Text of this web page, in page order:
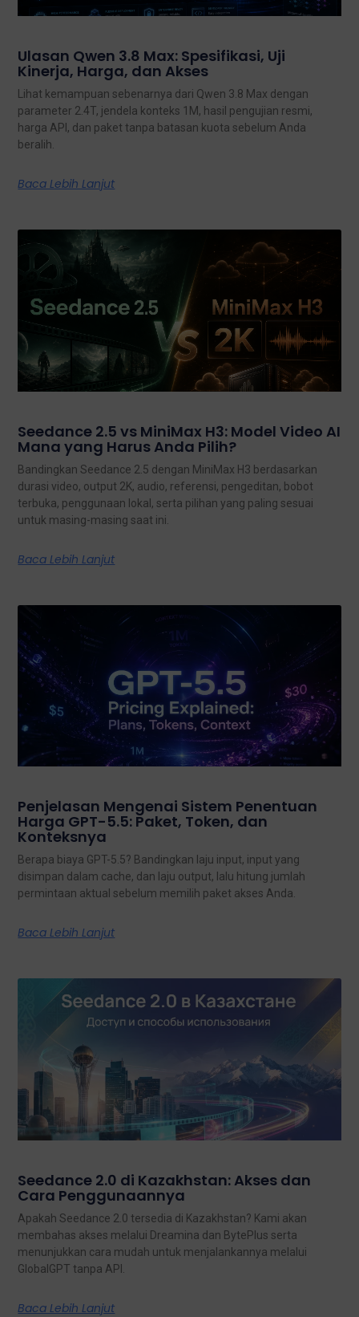
Ulasan Qwen 3.8 Max: Spesifikasi, Uji
Kinerja, Harga, dan Akses
Lihat kemampuan sebenarnya dari Qwen 3.8 Max dengan
parameter 2.4T, jendela konteks 1M, hasil pengujian resmi,
harga API, dan paket tanpa batasan kuota sebelum Anda
beralih.
Baca Lebih Lanjut
Seedance 2.5 vs MiniMax H3: Model Video AI
Mana yang Harus Anda Pilih?
Bandingkan Seedance 2.5 dengan MiniMax H3 berdasarkan
durasi video, output 2K, audio, referensi, pengeditan, bobot
terbuka, penggunaan lokal, serta pilihan yang paling sesuai
untuk masing-masing saat ini.
Baca Lebih Lanjut
Penjelasan Mengenai Sistem Penentuan
Harga GPT-5.5: Paket, Token, dan
Konteksnya
Berapa biaya GPT-5.5? Bandingkan laju input, input yang
disimpan dalam cache, dan laju output, lalu hitung jumlah
permintaan aktual sebelum memilih paket akses Anda.
Baca Lebih Lanjut
Seedance 2.0 di Kazakhstan: Akses dan
Cara Penggunaannya
Apakah Seedance 2.0 tersedia di Kazakhstan? Kami akan
membahas akses melalui Dreamina dan BytePlus serta
menunjukkan cara mudah untuk menjalankannya melalui
GlobalGPT tanpa API.
Baca Lebih Lanjut